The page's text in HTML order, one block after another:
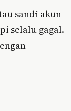
sandi akun
selalu gagal.